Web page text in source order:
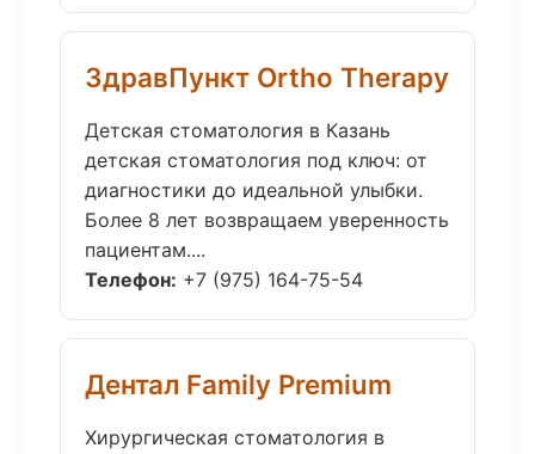
ЗдравПункт Ortho Therapy
Детская стоматология в Казань
детская стоматология под ключ: от
диагностики до идеальной улыбки.
Более 8 лет возвращаем уверенность
пациентам....
Телефон: +7 (975) 164-75-54
Дентал Family Premium
Хирургическая стоматология в